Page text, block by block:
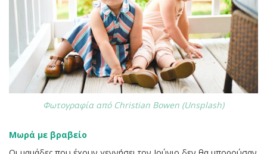
Φωτογραφία από Christian Bowen (Unsplash)
Μωρά με βραβείο